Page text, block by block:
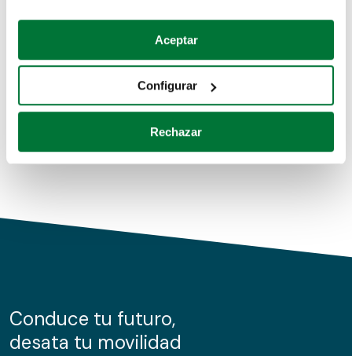
Si lo permite, también quisiéramos:
Recopilar información sobre su ubicación geográfica
Identificar su dispositivo analizándolo activamente
para buscar características específicas (huellas
Obtenga más información sobre cómo se procesan sus
de cookies.
información sobre el uso que haga del sitio web con
nuestros partners de redes sociales, publicidad y análisis
Aceptar
Configurar
Rechazar
Coches de segunda mano
Coches de km0
Conduce tu futuro,
desata tu movilidad